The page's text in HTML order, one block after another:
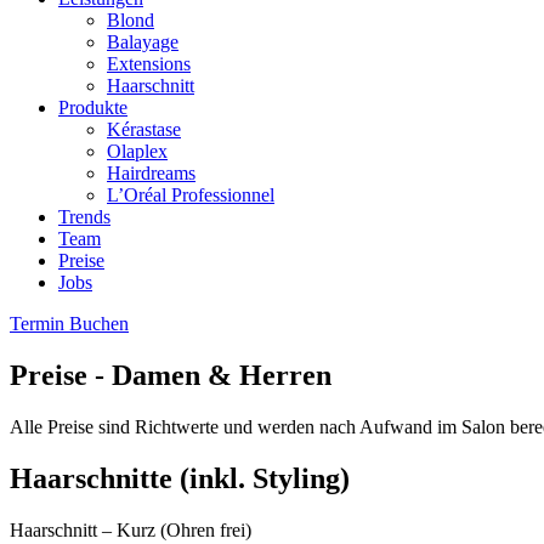
Blond
Balayage
Extensions
Haarschnitt
Produkte
Kérastase
Olaplex
Hairdreams
L’Oréal Professionnel
Trends
Team
Preise
Jobs
Termin Buchen
Preise - Damen & Herren
Alle Preise sind Richtwerte und werden nach Aufwand im Salon
Haarschnitte (inkl. Styling)
Haarschnitt – Kurz (Ohren frei)